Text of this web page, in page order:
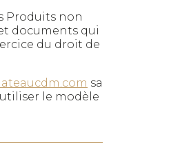
Produits non
documents qui
du droit de
sa
le modèle